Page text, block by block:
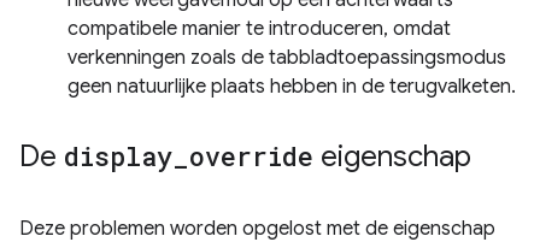
compatibele manier te introduceren, omdat
verkenningen zoals de tabbladtoepassingsmodus
geen natuurlijke plaats hebben in de terugvalketen.
De display override eigenschap
Deze problemen worden opgelost met de eigenschap